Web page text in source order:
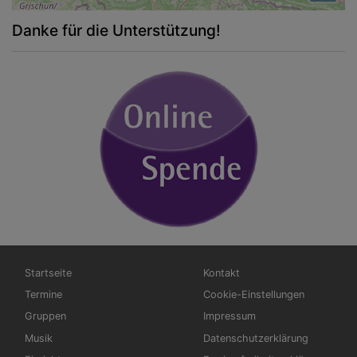
Danke für die Unterstützung!
Hauptnavigation
Startseite
Termine
Gruppen
Musik
Fußbereichsmenü
Kontakt
Cookie-Einstellungen
Impressum
Datenschutzerklärung